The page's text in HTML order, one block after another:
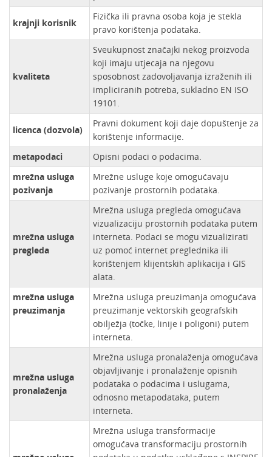
krajnji korisnik
Fizička ili pravna osoba koja je stekla
pravo korištenja podataka.
kvaliteta
Sveukupnost značajki nekog proizvoda
koji imaju utjecaja na njegovu
sposobnost zadovoljavanja izraženih ili
impliciranih potreba, sukladno EN ISO
19101.
licenca (dozvola)
Pravni dokument koji daje dopuštenje za
korištenje informacije.
metapodaci
Opisni podaci o podacima.
mrežna usluga
pozivanja
Mrežne usluge koje omogućavaju
pozivanje prostornih podataka.
mrežna usluga
pregleda
Mrežna usluga pregleda omogućava
vizualizaciju prostornih podataka putem
interneta. Podaci se mogu vizualizirati
uz pomoć internet preglednika ili
korištenjem klijentskih aplikacija i GIS
alata.
mrežna usluga
preuzimanja
Mrežna usluga preuzimanja omogućava
preuzimanje vektorskih geografskih
obilježja (točke, linije i poligoni) putem
interneta.
mrežna usluga
pronalaženja
Mrežna usluga pronalaženja omogućava
objavljivanje i pronalaženje opisnih
podataka o podacima i uslugama,
odnosno metapodataka, putem
interneta.
Mrežna usluga transformacije
omogućava transformaciju prostornih